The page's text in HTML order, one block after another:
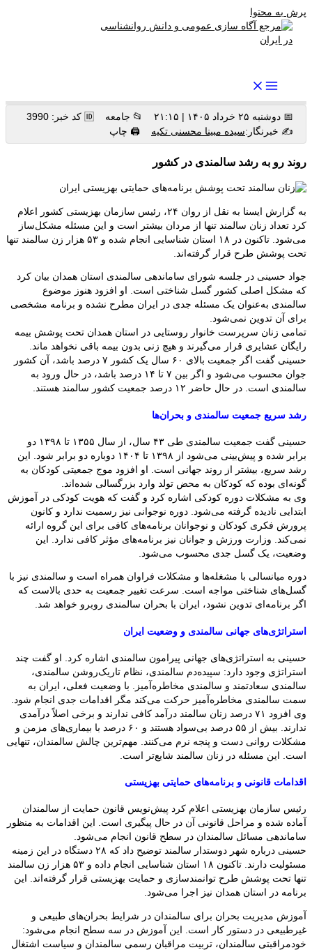
پرش به محتوا
📅 دوشنبه ۲۵ خرداد ۱۴۰۵ | ۲۱:۱۵ 📂 جامعه
🆔 کد خبر: 3990
✍️ خبرنگار:سیده مبینا محسنی تکیه 🖨 چاپ
روند رو به رشد سالمندی در کشور
به گزارش ایسنا به نقل از روان ۲۴، رئیس سازمان بهزیستی کشور اعلام
کرد تعداد زنان سالمند تنها از مردان بیشتر است و این مسئله مشکل‌ساز
می‌شود. تاکنون در ۱۸ استان شناسایی انجام شده و ۵۳ هزار زن سالمند تنها
تحت پوشش طرح قرار گرفته‌اند.
جواد حسینی در جلسه شورای ساماندهی سالمندی استان همدان بیان کرد
که مشکل اصلی کشور گسل شناختی است. او افزود هنوز موضوع
سالمندی به‌عنوان یک مسئله جدی در ایران مطرح نشده و برنامه مشخصی
برای آن تدوین نمی‌شود.
تمامی زنان سرپرست خانوار روستایی در استان همدان تحت پوشش بیمه
رایگان عشایری قرار می‌گیرند و هیچ زنی بدون بیمه باقی نخواهد ماند.
حسینی گفت اگر جمعیت بالای ۶۰ سال یک کشور ۷ درصد باشد، آن کشور
جوان محسوب می‌شود و اگر بین ۷ تا ۱۴ درصد باشد، در حال ورود به
سالمندی است. در حال حاضر ۱۲ درصد جمعیت کشور سالمند هستند.
رشد سریع جمعیت سالمندی و بحران‌ها
حسینی گفت جمعیت سالمندی طی ۴۳ سال، از سال ۱۳۵۵ تا ۱۳۹۸ دو
برابر شده و پیش‌بینی می‌شود از ۱۳۹۸ تا ۱۴۰۴ دوباره دو برابر شود. این
رشد سریع، بیشتر از روند جهانی است. او افزود موج جمعیتی کودکان به
گونه‌ای بوده که کودکان به محض تولد وارد بزرگسالی شده‌اند.
وی به مشکلات دوره کودکی اشاره کرد و گفت که هویت کودکی در آموزش
ابتدایی نادیده گرفته می‌شود. دوره نوجوانی نیز رسمیت ندارد و کانون
پرورش فکری کودکان و نوجوانان برنامه‌های کافی برای این گروه ارائه
نمی‌کند. وزارت ورزش و جوانان نیز برنامه‌های مؤثر کافی ندارد. این
وضعیت، یک گسل جدی محسوب می‌شود.
دوره میانسالی با مشغله‌ها و مشکلات فراوان همراه است و سالمندی نیز با
گسل‌های شناختی مواجه است. سرعت تغییر جمعیت به حدی بالاست که
اگر برنامه‌ای تدوین نشود، ایران با بحران سالمندی روبرو خواهد شد.
استراتژی‌های جهانی سالمندی و وضعیت ایران
حسینی به استراتژی‌های جهانی پیرامون سالمندی اشاره کرد. او گفت چند
استراتژی وجود دارد: سپیده‌دم سالمندی، نظام تاریک‌روشن سالمندی،
سالمندی سعادتمند و سالمندی مخاطره‌آمیز. با وضعیت فعلی، ایران به
سمت سالمندی مخاطره‌آمیز حرکت می‌کند مگر اقدامات جدی انجام شود.
وی افزود ۷۱ درصد زنان سالمند درآمد کافی ندارند و برخی اصلاً درآمدی
ندارند. بیش از ۵۵ درصد بی‌سواد هستند و ۶۰ درصد با بیماری‌های مزمن و
مشکلات روانی دست و پنجه نرم می‌کنند. مهم‌ترین چالش سالمندان، تنهایی
است. این مسئله در زنان سالمند شایع‌تر است.
اقدامات قانونی و برنامه‌های حمایتی بهزیستی
رئیس سازمان بهزیستی اعلام کرد پیش‌نویس قانون حمایت از سالمندان
آماده شده و مراحل قانونی آن در حال پیگیری است. این اقدامات به منظور
ساماندهی مسائل سالمندان در سطح قانون انجام می‌شود.
حسینی درباره شهر دوستدار سالمند توضیح داد که ۲۸ دستگاه در این زمینه
مسئولیت دارند. تاکنون ۱۸ استان شناسایی انجام داده و ۵۳ هزار زن سالمند
تنها تحت پوشش طرح توانمندسازی و حمایت بهزیستی قرار گرفته‌اند. این
برنامه در استان همدان نیز اجرا می‌شود.
آموزش مدیریت بحران برای سالمندان در شرایط بحران‌های طبیعی و
غیرطبیعی در دستور کار است. این آموزش در سه سطح انجام می‌شود:
خودمراقبتی سالمندان، تربیت مراقبان رسمی سالمندان و سیاست اشتغال